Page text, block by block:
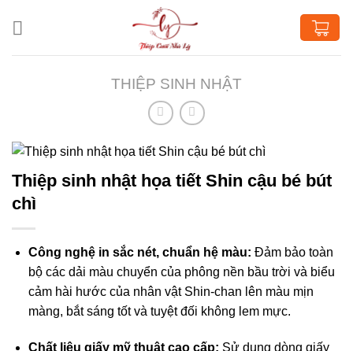
THIỆP SINH NHẬT
Thiệp sinh nhật họa tiết Shin cậu bé bút
chì
Công nghệ in sắc nét, chuẩn hệ màu: Đảm bảo toàn
bộ các dải màu chuyển của phông nền bầu trời và biểu
cảm hài hước của nhân vật Shin-chan lên màu mịn
màng, bắt sáng tốt và tuyệt đối không lem mực.
Chất liệu giấy mỹ thuật cao cấp: Sử dụng dòng giấy